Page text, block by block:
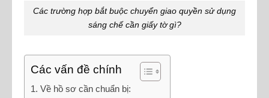
Các trường hợp bắt buộc chuyển giao quyền sử dụng
sáng chế cần giấy tờ gì?
Các vấn đề chính
1. Về hồ sơ cần chuẩn bị: